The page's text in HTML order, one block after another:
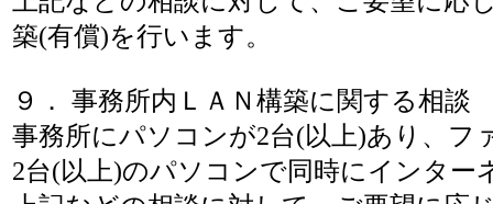
築(有償)を行います。
９． 事務所内ＬＡＮ構築に関する相談
事務所にパソコンが2台(以上)あり、
2台(以上)のパソコンで同時にインター